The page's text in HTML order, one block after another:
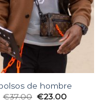
de hombre
€37.00 €23.00